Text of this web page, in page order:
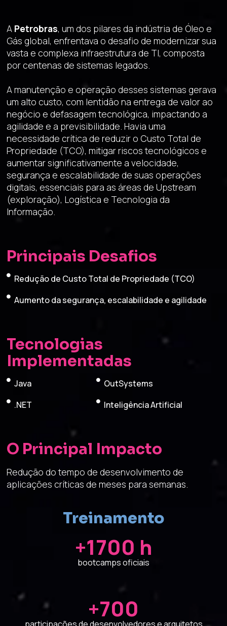
A Petrobras, um dos pilares da indústria de Óleo e
Gás global, enfrentava o desafio de modernizar sua
vasta e complexa infraestrutura de TI, composta
por centenas de sistemas legados.
A manutenção e operação desses sistemas gerava
um alto custo, com lentidão na entrega de valor ao
negócio e defasagem tecnológica, impactando a
agilidade e a previsibilidade. Havia uma
necessidade crítica de reduzir o Custo Total de
Propriedade (TCO), mitigar riscos tecnológicos e
aumentar significativamente a velocidade,
segurança e escalabilidade de suas operações
digitais, essenciais para as áreas de Upstream
(exploração), Logística e Tecnologia da
Informação.
Principais Desafios
Redução de Custo Total de Propriedade (TCO)
Aumento da segurança, escalabilidade e agilidade
Tecnologias
Implementadas
Java
.NET
OutSystems
Inteligência Artificial
O Principal Impacto
Redução do tempo de desenvolvimento de
aplicações críticas de meses para semanas.
Treinamento
+1700 h
bootcamps oficiais
+700
participações de desenvolvedores e arquitetos